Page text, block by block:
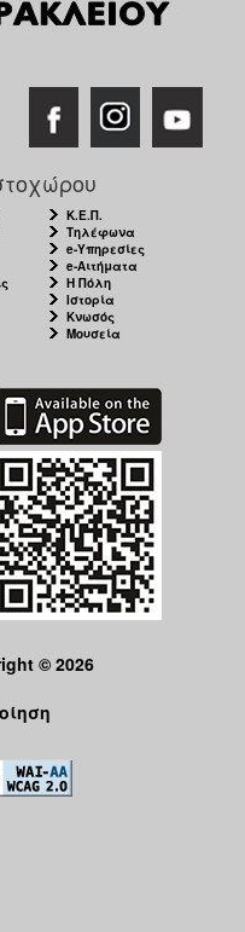
Κ.Ε.Π.
Τηλέφωνα
e-Υπηρεσίες
e-Αιτήματα
Η Πόλη
Ιστορία
Κνωσός
Μουσεία
© 2026